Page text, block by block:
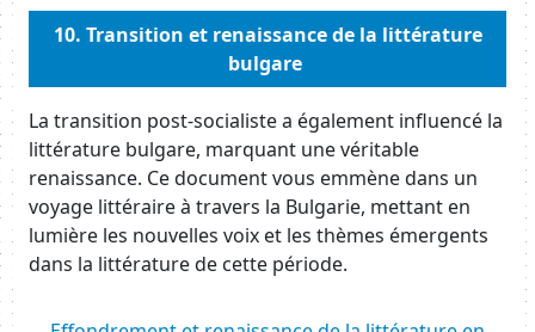
Body
10. Transition et renaissance de la littérature
bulgare
Body
La transition post-socialiste a également influencé la
littérature bulgare, marquant une véritable
renaissance. Ce document vous emmène dans un
voyage littéraire à travers la Bulgarie, mettant en
lumière les nouvelles voix et les thèmes émergents
dans la littérature de cette période.